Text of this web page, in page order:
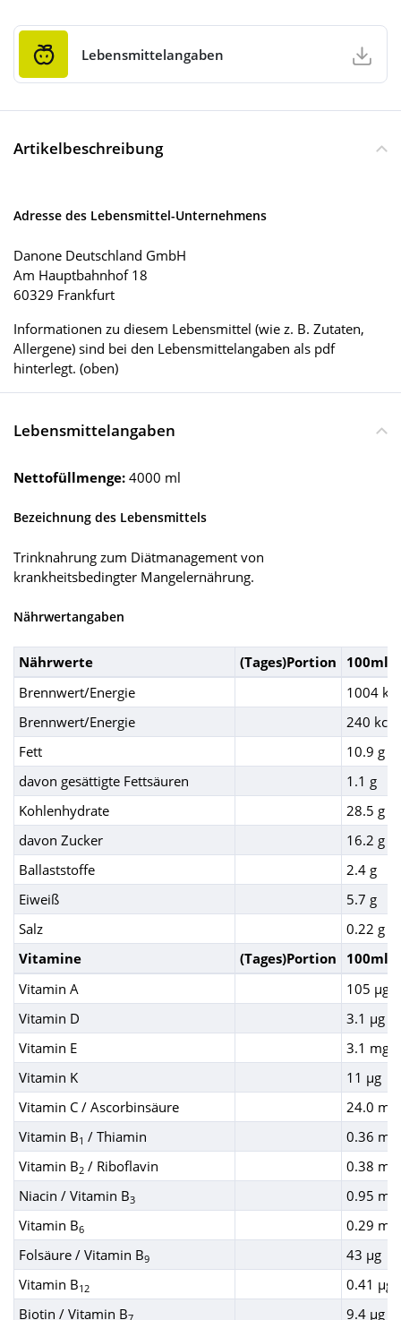
Lebensmittelangaben
Artikelbeschreibung
Adresse des Lebensmittel-Unternehmens
Danone Deutschland GmbH
Am Hauptbahnhof 18
60329 Frankfurt
Informationen zu diesem Lebensmittel (wie z. B. Zutaten,
Allergene) sind bei den Lebensmittelangaben als pdf
hinterlegt. (oben)
Lebensmittelangaben
Nettofüllmenge: 4000 ml
Bezeichnung des Lebensmittels
Trinknahrung zum Diätmanagement von
krankheitsbedingter Mangelernährung.
Nährwertangaben
Nährwerte (Tages)Portion
100ml
Brennwert/Energie
1004 kJ
Brennwert/Energie
240 kcal
Fett
10.9 g
davon gesättigte Fettsäuren
1.1 g
Kohlenhydrate
28.5 g
davon Zucker
16.2 g
Ballaststoffe
2.4 g
Eiweiß
5.7 g
Salz
0.22 g
Vitamine
(Tages)Portion
100ml
Vitamin A
105 µg
Vitamin D
3.1 µg
Vitamin E
3.1 mg
Vitamin K
11 µg
Vitamin C / Ascorbinsäure
24.0 mg
Vitamin B1 / Thiamin
0.36 mg
Vitamin B2 / Riboflavin
0.38 mg
Niacin / Vitamin B3
0.95 mg
Vitamin B6
0.29 mg
Folsäure / Vitamin B9
43 µg
Vitamin B12
0.41 µg
Biotin / Vitamin B
9.4 µg